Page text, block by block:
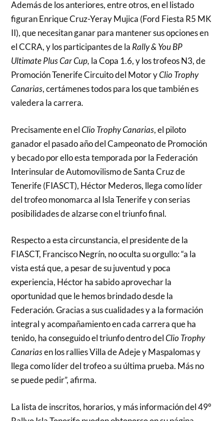
Además de los anteriores, entre otros, en el listado
figuran Enrique Cruz-Yeray Mujica (Ford Fiesta R5 MK
II), que necesitan ganar para mantener sus opciones en
el CCRA, y los participantes de la Rally & You BP
Ultimate Plus Car Cup, la Copa 1.6, y los trofeos N3, de
Promoción Tenerife Circuito del Motor yClio Trophy
Canarias, certámenes todos para los que también es
valedera la carrera.
Precisamente en elClio Trophy Canarias, el piloto
ganador el pasado año del Campeonato de Promoción
y becado por ello esta temporada por la Federación
Interinsular de Automovilismo de Santa Cruz de
Tenerife (FIASCT), Héctor Mederos, llega como líder
del trofeo monomarca al Isla Tenerife y con serias
posibilidades de alzarse con el triunfo final.
Respecto a esta circunstancia, el presidente de la
FIASCT, Francisco Negrín, no oculta su orgullo: “a la
vista está que, a pesar de su juventud y poca
experiencia, Héctor ha sabido aprovechar la
oportunidad que le hemos brindado desde la
Federación. Gracias a sus cualidades y a la formación
integral y acompañamiento en cada carrera que ha
tenido, ha conseguido el triunfo dentro delClio Trophy
Canariasen los rallies Villa de Adeje y Maspalomas y
llega como líder del trofeo a su última prueba. Más no
se puede pedir”, afirma.
La lista de inscritos, horarios, y más información del 49º